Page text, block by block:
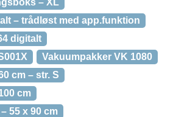
– XL
– trådløst med app.funktion
digitalt
Vakuumpakker VK 1080
cm – str. S
cm
55 x 90 cm